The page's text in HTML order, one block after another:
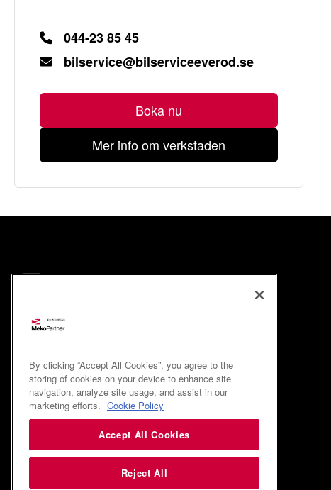
044-23 85 45
bilservice@bilserviceeverod.se
Boka nu
Mer info om verkstaden
By clicking “Accept All Cookies”, you agree to the
storing of cookies on your device to enhance site
navigation, analyze site usage, and assist in our
marketing efforts. Cookie Policy
Accept All Cookies
Reject All